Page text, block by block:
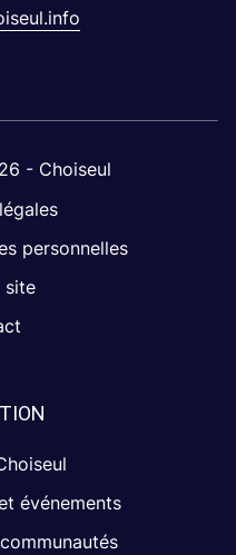
- Choiseul
personnelles
site
événements